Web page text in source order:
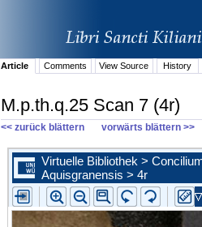
Article Comments View Source History
M.p.th.q.25 Scan 7 (4r)
<< zurück blättern vorwärts blättern >>